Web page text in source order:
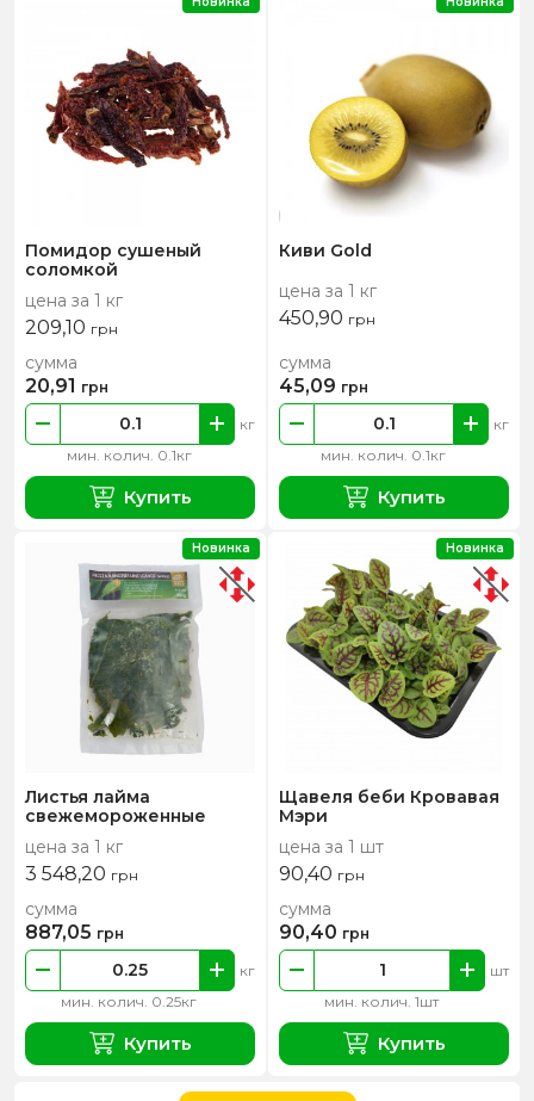
Помидор сушеный
соломкой
цена за 1 кг
209,10 грн
мин. колич. 0.1кг
кг
сумма
20,91 грн
Купить
Киви Gold
цена за 1 кг
450,90 грн
мин. колич. 0.1кг
кг
сумма
45,09 грн
Купить
Листья лайма
свежемороженные
цена за 1 кг
3 548,20 грн
мин. колич. 0.25кг
кг
сумма
887,05 грн
Купить
Новинка
Щавеля беби Кровавая
Мэри
цена за 1 шт
90,40 грн
мин. колич. 1шт
шт
сумма
90,40 грн
Купить
Новинка